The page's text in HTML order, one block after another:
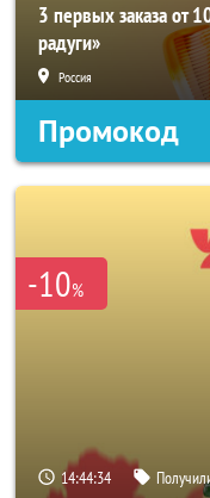
3 первых заказа от
радуги»
Россия
Промокод
-10%
14:44:33